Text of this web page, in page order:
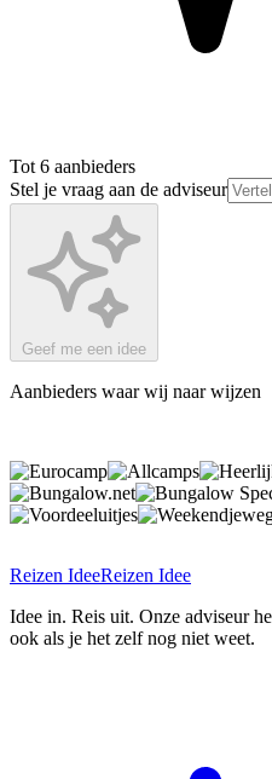
Tot 6 aanbieders
Stel je vraag aan de adviseur
Geef me een idee
Aanbieders waar wij naar wijzen
Reizen IdeeReizen Idee
Idee in. Reis uit. Onze adviseur
ook als je het zelf nog niet weet.